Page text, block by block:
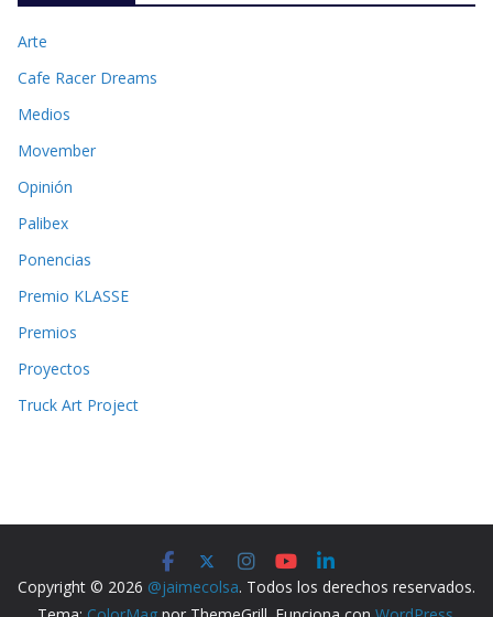
Arte
Cafe Racer Dreams
Medios
Movember
Opinión
Palibex
Ponencias
Premio KLASSE
Premios
Proyectos
Truck Art Project
Copyright © 2026 @jaimecolsa. Todos los derechos reservados.